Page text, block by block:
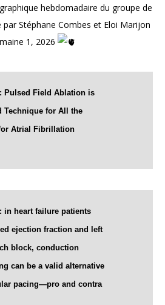
hebdomadaire du groupe de
Stéphane Combes et Eloi Marijon
1, 2026
Pulsed Field Ablation is
Technique for All the
Atrial Fibrillation
in heart failure patients
ejection fraction and left
block, conduction
can be a valid alternative
pacing—pro and contra